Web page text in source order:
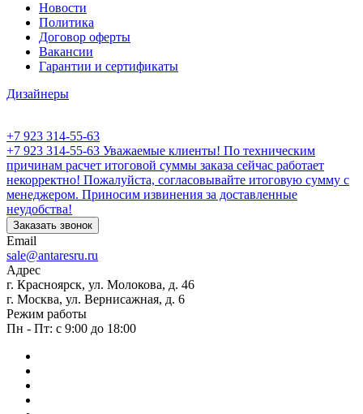
Новости
Политика
Договор оферты
Вакансии
Гарантии и сертификаты
Дизайнеры
+7 923 314-55-63
+7 923 314-55-63 Уважаемые клиенты! По техническим
причинам расчет итоговой суммы заказа сейчас работает
некорректно! Пожалуйста, согласовывайте итоговую сумму с
менеджером. Приносим извинения за доставленные
неудобства!
Заказать звонок
Email
sale@antaresru.ru
Адрес
г. Красноярск, ул. Молокова, д. 46
г. Москва, ул. Вернисажная, д. 6
Режим работы
Пн - Пт: с 9:00 до 18:00